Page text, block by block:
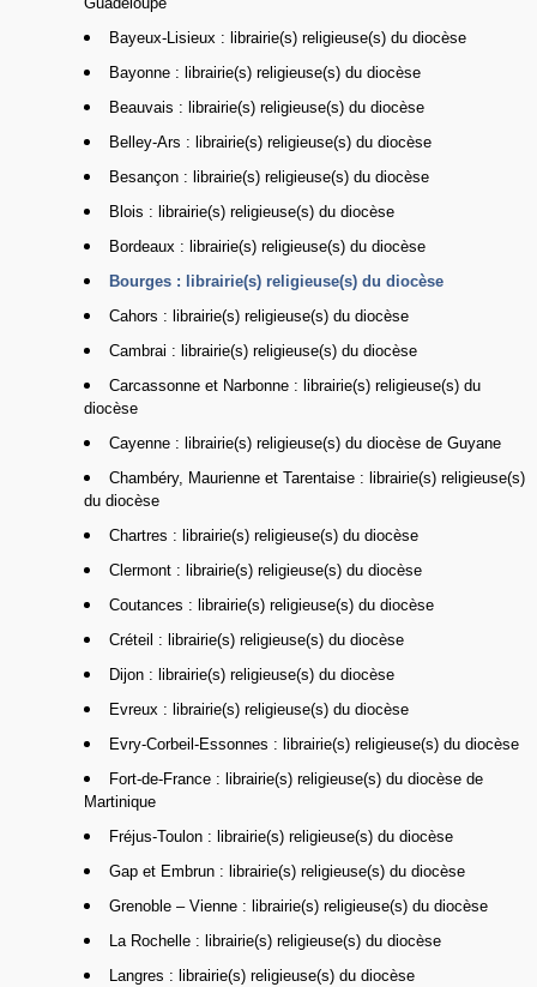
Bayeux-Lisieux : librairie(s) religieuse(s) du diocèse
Bayonne : librairie(s) religieuse(s) du diocèse
Beauvais : librairie(s) religieuse(s) du diocèse
Belley-Ars : librairie(s) religieuse(s) du diocèse
Besançon : librairie(s) religieuse(s) du diocèse
Blois : librairie(s) religieuse(s) du diocèse
Bordeaux : librairie(s) religieuse(s) du diocèse
Bourges : librairie(s) religieuse(s) du diocèse
Cahors : librairie(s) religieuse(s) du diocèse
Cambrai : librairie(s) religieuse(s) du diocèse
Carcassonne et Narbonne : librairie(s) religieuse(s) du
diocèse
Cayenne : librairie(s) religieuse(s) du diocèse de Guyane
Chambéry, Maurienne et Tarentaise : librairie(s) religieuse(s)
du diocèse
Chartres : librairie(s) religieuse(s) du diocèse
Clermont : librairie(s) religieuse(s) du diocèse
Coutances : librairie(s) religieuse(s) du diocèse
Créteil : librairie(s) religieuse(s) du diocèse
Dijon : librairie(s) religieuse(s) du diocèse
Evreux : librairie(s) religieuse(s) du diocèse
Evry-Corbeil-Essonnes : librairie(s) religieuse(s) du diocèse
Fort-de-France : librairie(s) religieuse(s) du diocèse de
Martinique
Fréjus-Toulon : librairie(s) religieuse(s) du diocèse
Gap et Embrun : librairie(s) religieuse(s) du diocèse
Grenoble – Vienne : librairie(s) religieuse(s) du diocèse
La Rochelle : librairie(s) religieuse(s) du diocèse
Langres : librairie(s) religieuse(s) du diocèse